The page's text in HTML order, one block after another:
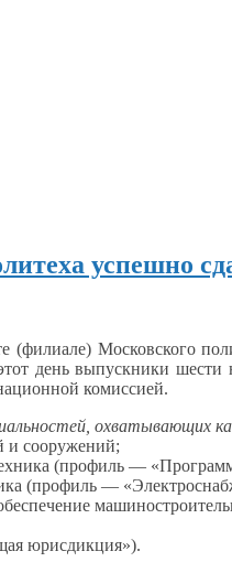
успешно
(филиале) Московского
день выпускники шести
комиссией.
охватывающих
и сооружений;
(профиль —
(профиль —
юрисдикция»).